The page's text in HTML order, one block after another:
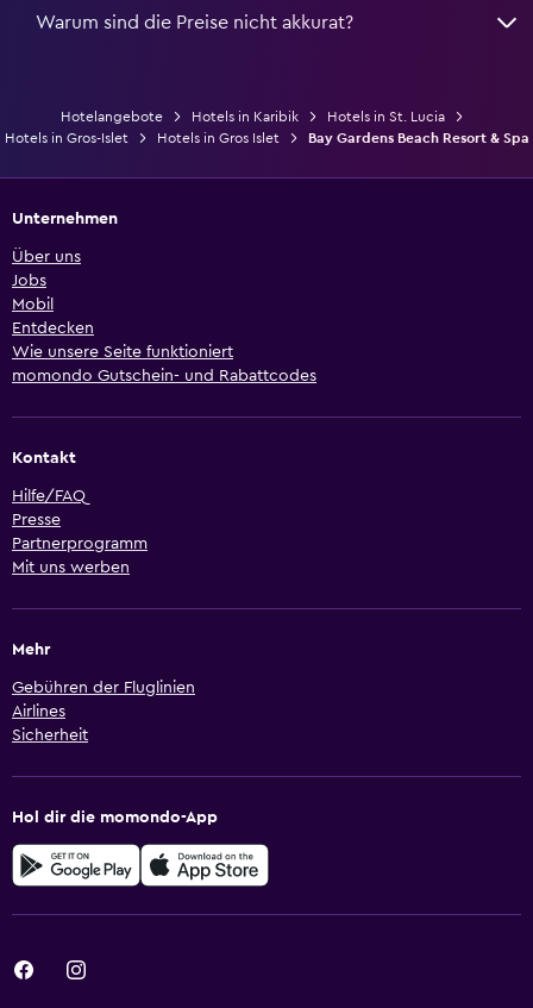
Warum sind die Preise nicht akkurat?
Hotelangebote Hotels in Karibik
Hotels in St. Lucia
Hotels in Gros-Islet
Hotels in Gros Islet Bay Gardens Beach Resort & Spa
Unternehmen
Über uns
Jobs
Mobil
Entdecken
Wie unsere Seite funktioniert
momondo Gutschein- und Rabattcodes
Kontakt
Hilfe/FAQ
Presse
Partnerprogramm
Mit uns werben
Mehr
Gebühren der Fluglinien
Airlines
Sicherheit
Hol dir die momondo-App